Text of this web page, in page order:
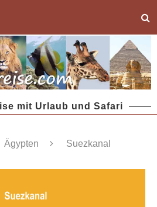
mit Urlaub und Safari
Ägypten Suezkanal